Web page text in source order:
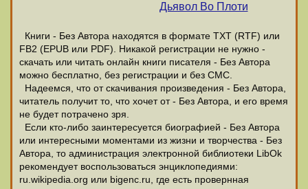
Дьявол Во Плоти
Книги - Без Автора находятся в формате ТХТ (RTF) или
FB2 (EPUB или PDF). Никакой регистрации не нужно -
скачать или читать онлайн книги писателя - Без Автора
можно бесплатно, без регистрации и без СМС.
Надеемся, что от скачивания произведения - Без Автора,
читатель получит то, что хочет от - Без Автора, и его время
не будет потрачено зря.
Если кто-либо заинтересуется биографией - Без Автора
или интересными моментами из жизни и творчества - Без
Автора, то администрация электронной библиотеки LibOk
рекомендует воспользоваться энциклопедиями:
ru.wikipedia.org или bigenc.ru, где есть провернная